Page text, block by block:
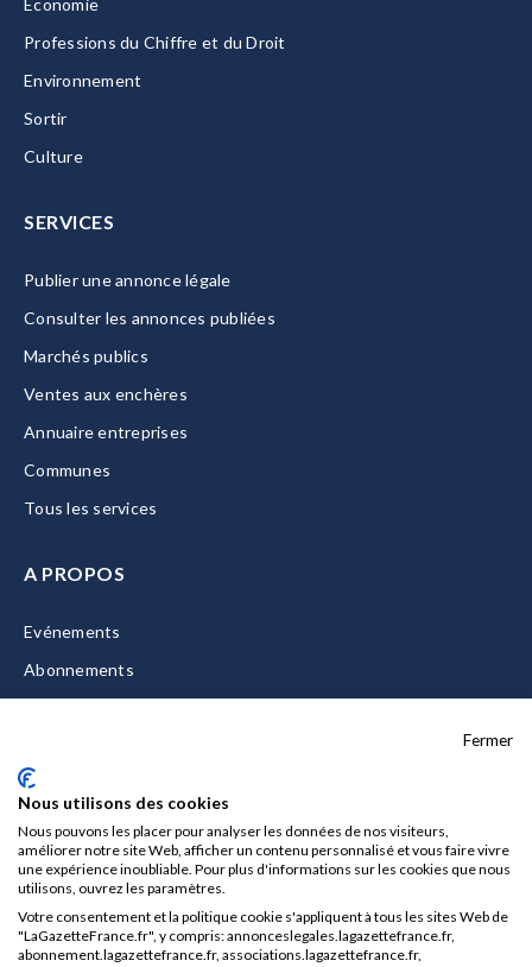
Economie
Professions du Chiffre et du Droit
Environnement
Sortir
Culture
SERVICES
Publier une annonce légale
Consulter les annonces publiées
Marchés publics
Ventes aux enchères
Annuaire entreprises
Communes
Tous les services
A PROPOS
Evénements
Abonnements
Nous contacter
Mentions légales
CGU/CGV
Fermer
Nous utilisons des cookies
Nous pouvons les placer pour analyser les données de nos visiteurs,
améliorer notre site Web, afficher un contenu personnalisé et vous faire vivre
une expérience inoubliable. Pour plus d'informations sur les cookies que nous
utilisons, ouvrez les paramètres.
Votre consentement et la politique cookie s'appliquent à tous les sites Web de
"LaGazetteFrance.fr", y compris: annonceslegales.lagazettefrance.fr,
abonnement.lagazettefrance.fr, associations.lagazettefrance.fr,